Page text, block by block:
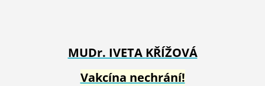
MUDr. IVETA KŘÍŽOVÁ
Vakcína nechrání!